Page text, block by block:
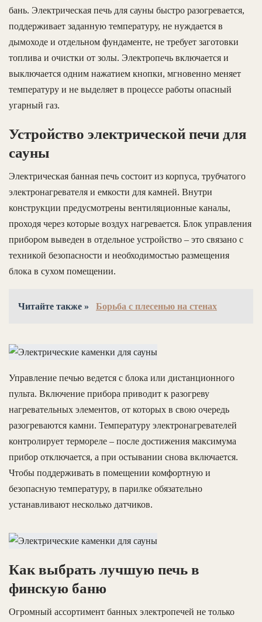
бань. Электрическая печь для сауны быстро разогревается,
поддерживает заданную температуру, не нуждается в
дымоходе и отдельном фундаменте, не требует заготовки
топлива и очистки от золы. Электропечь включается и
выключается одним нажатием кнопки, мгновенно меняет
температуру и не выделяет в процессе работы опасный
угарный газ.
Устройство электрической печи для
сауны
Электрическая банная печь состоит из корпуса, трубчатого
электронагревателя и емкости для камней. Внутри
конструкции предусмотрены вентиляционные каналы,
проходя через которые воздух нагревается. Блок управления
прибором выведен в отдельное устройство – это связано с
техникой безопасности и необходимостью размещения
блока в сухом помещении.
Читайте также » Борьба с плесенью на стенах
Управление печью ведется с блока или дистанционного
пульта. Включение прибора приводит к разогреву
нагревательных элементов, от которых в свою очередь
разогреваются камни. Температуру электронагревателей
контролирует термореле – после достижения максимума
прибор отключается, а при остывании снова включается.
Чтобы поддерживать в помещении комфортную и
безопасную температуру, в парилке обязательно
устанавливают несколько датчиков.
Как выбрать лучшую печь в
финскую баню
Огромный ассортимент банных электропечей не только